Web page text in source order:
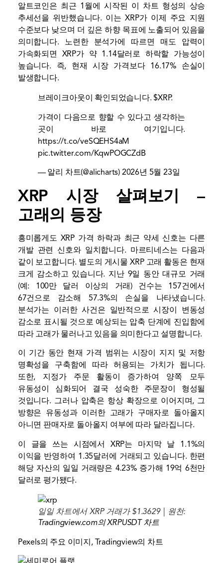
알트코인은 최근 1월에 시작된 이 차트 형성의 상승
추세선을 위반했습니다. 이는 XRP가 이제 주요 지원
수준보다 낮으며 더 깊은 하향 목표에 노출되어 있음을
의미합니다. 노련한 분석가에 따르면 매도 압력이
가속화되면 XRP가 약 1.14달러로 하락할 가능성이
높습니다. 즉, 현재 시장 가격보다 16.17% 손실이
발생합니다.
브레이크아웃이 확인되었습니다. $XRP.
가격이 다음으로 향할 수 있다고 생각하는
곳이 바로 여기입니다.
https://t.co/veSQEHS4aM
pic.twitter.com/KqwPOGCZdB
— 알리 차트(@alicharts) 2026년 5월 23일
XRP 시장 살펴보기 –
고래의 등장
흥미롭게도 XRP 가격 하락과 최근 약세 신호는 다른
개발 관련 신호와 일치합니다. 마르티네스는 다음과
같이 보고합니다. 별도의 게시물 XRP 고래 활동은 현재
크게 감소하고 있습니다. 지난 9일 동안 대규모 거래
(예: 100만 달러 이상의 거래) 건수는 157건에서
67건으로 감소해 57.3%의 손실을 나타냈습니다.
분석가는 이러한 사건은 일반적으로 시장이 변동성
감소로 표시될 것으로 예상되는 압축 단계에 진입함에
따라 고래가 물러나고 있음을 의미한다고 설명합니다.
이 기간 동안 현재 가격 범위는 시장이 지지 및 저항
명확성을 구축함에 따라 허용되는 가치가 됩니다.
또한, 지정가 주문 활동이 증가하여 양쪽 모두
유동성이 심화되어 결국 성숙한 주문장이 형성될
것입니다. 그러나 압축은 항상 확장으로 이어지며, 그
방향은 유동성과 이러한 고래가 구매자로 돌아올지
아니면 판매자로 돌아올지 여부에 따라 달라집니다.
이 글을 쓰는 시점에서 XRP는 마지막 날 1.1%의
이익을 반영하여 1.35달러에 거래되고 있습니다. 한편
해당 자산의 일일 거래량은 4.23% 증가해 19억 6천만
달러로 평가됐다.
일일 차트에서 XRP 거래가 $1.3629 | 원천:
Tradingview.com의 XRPUSDT 차트
Pexels의 주요 이미지, Tradingview의 차트